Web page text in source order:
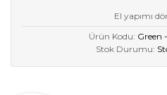
El yapımı
Ürün Kodu: Green
Stok Durumu: